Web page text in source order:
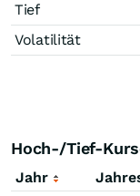
Tief
Volatilität
Hoch-/Tief-
Jahr